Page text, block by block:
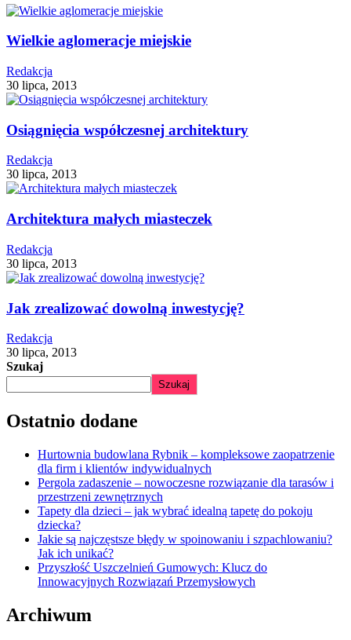
Wielkie aglomeracje miejskie
Redakcja
30 lipca, 2013
Osiągnięcia współczesnej architektury
Redakcja
30 lipca, 2013
Architektura małych miasteczek
Redakcja
30 lipca, 2013
Jak zrealizować dowolną inwestycję?
Redakcja
30 lipca, 2013
Szukaj
Szukaj
Ostatnio dodane
Hurtownia budowlana Rybnik – kompleksowe zaopatrzenie
dla firm i klientów indywidualnych
Pergola zadaszenie – nowoczesne rozwiązanie dla tarasów i
przestrzeni zewnętrznych
Tapety dla dzieci – jak wybrać idealną tapetę do pokoju
dziecka?
Jakie są najczęstsze błędy w spoinowaniu i szpachlowaniu?
Jak ich unikać?
Przyszłość Uszczelnień Gumowych: Klucz do
Innowacyjnych Rozwiązań Przemysłowych
Archiwum